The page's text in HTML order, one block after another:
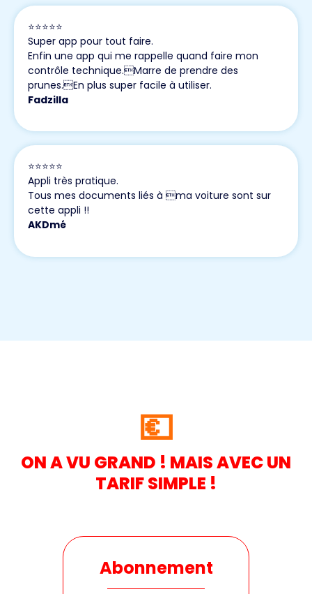
⭐️⭐️⭐️⭐️⭐️
Super app pour tout faire.
Enfin une app qui me rappelle quand faire mon
contrôle technique.Marre de prendre des
prunes.En plus super facile à utiliser.
Fadzilla
⭐️⭐️⭐️⭐️⭐️
Appli très pratique.
Tous mes documents liés à ma voiture sont sur
cette appli !!
AKDmé
💶
ON A VU GRAND ! MAIS AVEC UN
TARIF SIMPLE !
Abonnement